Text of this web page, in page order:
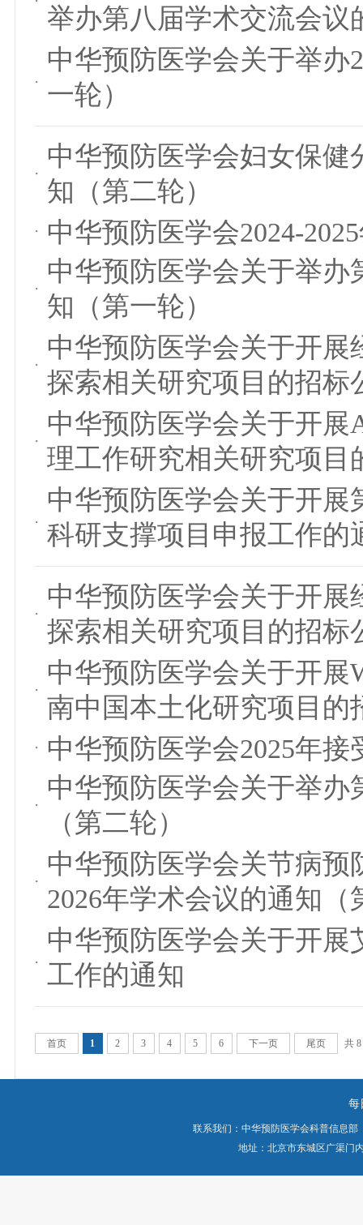
举办第八届学术交流会议
中华预防医学会关于举办
一轮）
中华预防医学会妇女保健
知（第二轮）
中华预防医学会2024-
中华预防医学会关于举
知（第一轮）
中华预防医学会关于开
探索相关研究项目的招标
中华预防医学会关于开
理工作研究相关研究项目
中华预防医学会关于开
科研支撑项目申报工作的
中华预防医学会关于开
探索相关研究项目的招标
中华预防医学会关于开
南中国本土化研究项目的
中华预防医学会2025年接
中华预防医学会关于举
（第二轮）
中华预防医学会关节病
2026年学术会议的通知（
中华预防医学会关于开
工作的通知
首页 1 2 3 4 5 6 下一页 尾页 共
每
联系我们：中华预防医学会科普信息
地址：北京市东城区广渠门